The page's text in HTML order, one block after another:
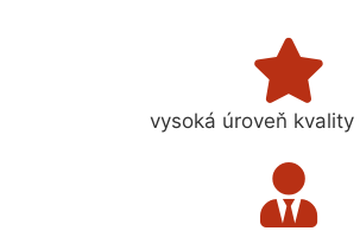
vysoká úroveň kvality